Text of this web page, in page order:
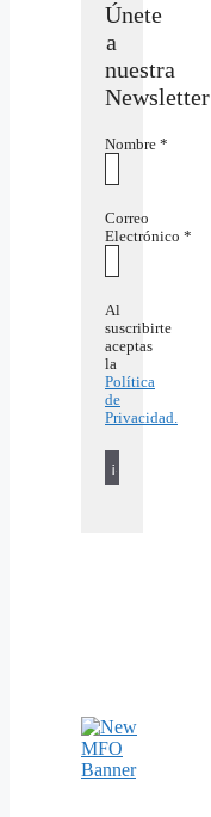
Únete
a
nuestra
Newsletter
Nombre *
Correo
Electrónico *
Al
suscribirte
aceptas
la
Política
de
Privacidad.